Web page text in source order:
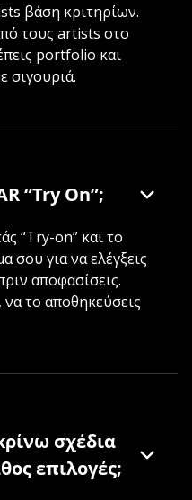
βάση κριτηρίων.
τους artists στο
portfolio και
σιγουριά.
“Try On”;
“Try-on” και το
σου για να ελέγξεις
αποφασίσεις.
το αποθηκεύσεις
σχέδια
επιλογές;